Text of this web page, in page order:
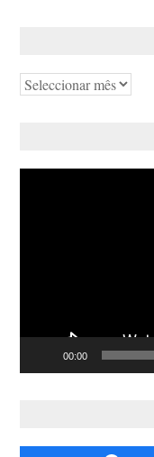
Arquivo
00:00